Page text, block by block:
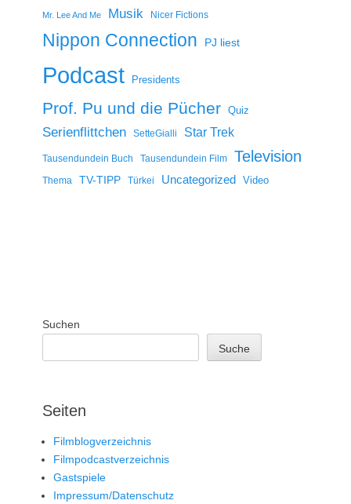
Mr. Lee And Me Musik Nicer Fictions
Nippon Connection PJ liest
Podcast Presidents
Prof. Pu und die Pücher Quiz
Serienflittchen SetteGialli Star Trek
Tausendundein Buch Tausendundein Film Television
Thema TV-TIPP Türkei Uncategorized Video
Suchen
Suche
Seiten
Filmblogverzeichnis
Filmpodcastverzeichnis
Gastspiele
Impressum/Datenschutz